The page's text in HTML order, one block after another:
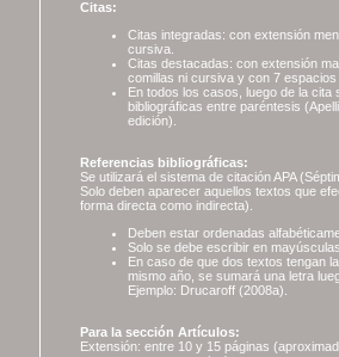
Citas:
Citas integradas: con extensión
cursiva.
Citas destacadas: con extensión
comillas ni cursiva y con 7 espacios
En todos los casos, luego de la
bibliográficas entre paréntesis
edición).
Referencias bibliográficas:
Se utilizará el sistema de citación APA
Solo deben aparecer aquellos textos que
forma directa como indirecta).
Deben estar ordenadas
Solo se debe escribir en
En caso de que dos textos tengan
mismo año, se sumará una letra
Ejemplo: Drucaroff (2008a).
Para la sección Artículos:
Extensión: entre 10 y 15 páginas